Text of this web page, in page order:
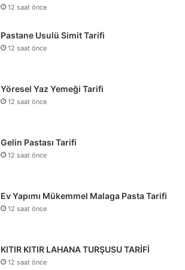
12 saat önce
Pastane Usulü Simit Tarifi
12 saat önce
Yöresel Yaz Yemeği Tarifi
12 saat önce
Gelin Pastası Tarifi
12 saat önce
Ev Yapımı Mükemmel Malaga Pasta Tarifi
12 saat önce
KITIR KITIR LAHANA TURŞUSU TARİFİ
12 saat önce